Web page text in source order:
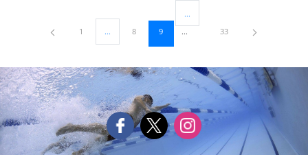
Pàgina
1 ...Pàgines intermèdies Utilitzeu TAB per navegar.
Pàgina
8 Pàgina
9
Pàgines intermèdies Utilitzeu TAB
Pàgina
33